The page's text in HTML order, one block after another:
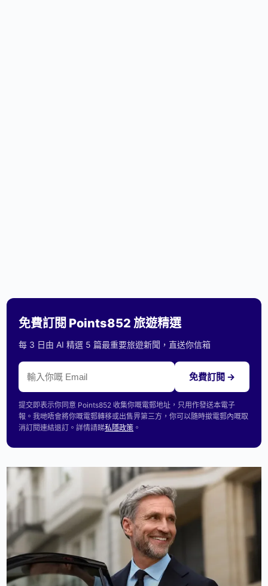
免費訂閱 Points852 旅遊精選
每 3 日由 AI 精選 5 篇最重要旅遊新聞，直送你信箱
免費訂閱 →
提交即表示你同意 Points852 收集你嘅電郵地址，只用作發送本電子
報。我哋唔會將你嘅電郵轉移或出售畀第三方，你可以隨時撳電郵內嘅取
消訂閱連結退訂。詳情請睇私隱政策 。